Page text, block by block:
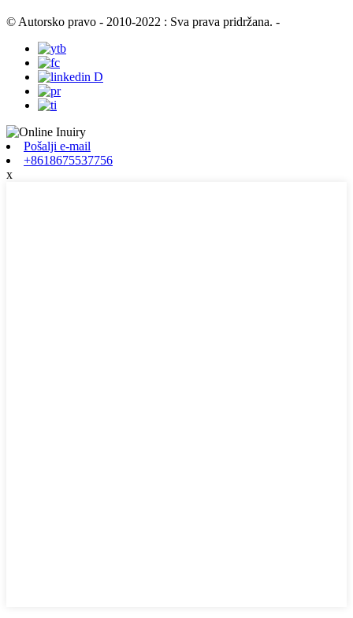
© Autorsko pravo - 2010-2022 : Sva prava pridržana. -
Pošalji e-mail
+8618675537756
x